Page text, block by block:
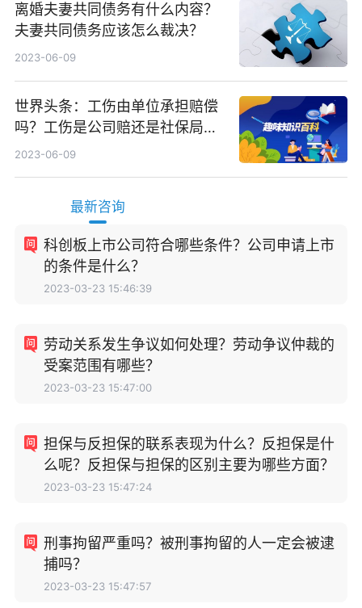
离婚夫妻共同债务有什么内容？
夫妻共同债务应该怎么裁决？
2023-06-09
世界头条：工伤由单位承担赔偿
吗？工伤是公司赔还是社保局
赔？
2023-06-09
最新咨询
科创板上市公司符合哪些条件？公司申请上市
的条件是什么？
2023-03-23 15:46:39
劳动关系发生争议如何处理？劳动争议仲裁的
受案范围有哪些？
2023-03-23 15:47:00
担保与反担保的联系表现为什么？反担保是什
么呢？反担保与担保的区别主要为哪些方面？
2023-03-23 15:47:24
刑事拘留严重吗？被刑事拘留的人一定会被逮
捕吗？
2023-03-23 15:47:57